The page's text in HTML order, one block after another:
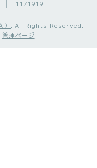
1171919
. All Rights Reserved.
管理ページ